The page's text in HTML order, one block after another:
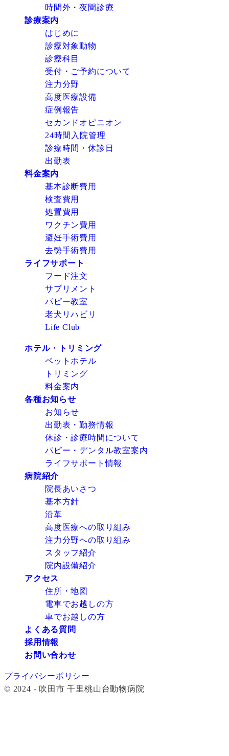
時間外・夜間診療
診療案内
はじめに
診療対象動物
診療科目
受付・ご予約について
注力分野
高度医療設備
症例報告
セカンドオピニオン
24時間入院管理
診療時間・休診日
出勤表
料金案内
基本診断費用
検査費用
処置費用
ワクチン費用
避妊手術費用
去勢手術費用
ライフサポート
フード注文
サプリメント
パピー教室
老犬リハビリ
Life Club
ホテル・トリミング
ペットホテル
トリミング
料金案内
各種お知らせ
お知らせ
出勤表・勤務情報
休診・診療時間について
パピー・デンタル教室案内
ライフサポート情報
病院紹介
院長あいさつ
基本方針
沿革
高度医療への取り組み
注力分野への取り組み
スタッフ紹介
院内設備紹介
アクセス
住所・地図
電車でお越しの方
車でお越しの方
よくある質問
採用情報
お問い合わせ
プライバシーポリシー
© 2024 - 吹田市 千里桃山台動物病院